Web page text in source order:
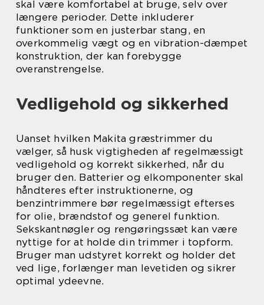
skal være komfortabel at bruge, selv over
længere perioder. Dette inkluderer
funktioner som en justerbar stang, en
overkommelig vægt og en vibration-dæmpet
konstruktion, der kan forebygge
overanstrengelse.
Vedligehold og sikkerhed
Uanset hvilken Makita græstrimmer du
vælger, så husk vigtigheden af regelmæssigt
vedligehold og korrekt sikkerhed, når du
bruger den. Batterier og elkomponenter skal
håndteres efter instruktionerne, og
benzintrimmere bør regelmæssigt efterses
for olie, brændstof og generel funktion.
Sekskantnøgler og rengøringssæt kan være
nyttige for at holde din trimmer i topform.
Bruger man udstyret korrekt og holder det
ved lige, forlænger man levetiden og sikrer
optimal ydeevne.